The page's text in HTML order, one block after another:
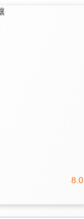
8.0